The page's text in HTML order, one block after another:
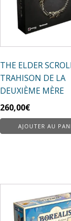
THE ELDER
TRAHISON DE LA
DEUXIÈME MÈRE
260,00€
AJOUTER AU